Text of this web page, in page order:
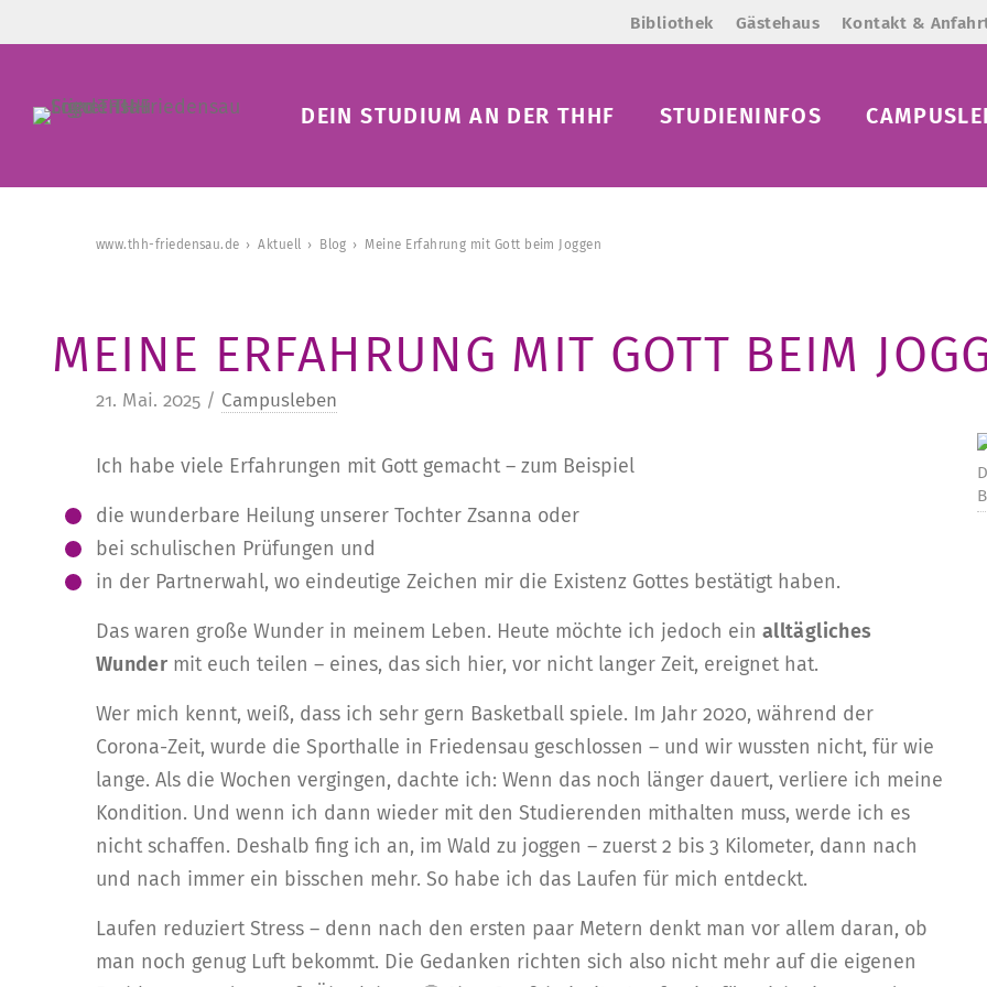
Bibliothek Gästehaus Kontakt &
DEIN STUDIUM AN DER THHF STUDIENINFOS
www.thh-friedensau.de Aktuell Blog Meine Erfahrung mit Gott beim Joggen
MEINE ERFAHRUNG MIT GOTT BEIM
21. Mai. 2025 / Campusleben
Ich habe viele Erfahrungen mit Gott gemacht – zum Beispiel
die wunderbare Heilung unserer Tochter Zsanna oder
bei schulischen Prüfungen und
in der Partnerwahl, wo eindeutige Zeichen mir die Existenz Gottes bestätigt haben.
Das waren große Wunder in meinem Leben. Heute möchte ich jedoch ein alltägliches
Wunder mit euch teilen – eines, das sich hier, vor nicht langer Zeit, ereignet hat.
Wer mich kennt, weiß, dass ich sehr gern Basketball spiele. Im Jahr 2020, während der
Corona-Zeit, wurde die Sporthalle in Friedensau geschlossen – und wir wussten nicht, für wie
lange. Als die Wochen vergingen, dachte ich: Wenn das noch länger dauert, verliere ich meine
Kondition. Und wenn ich dann wieder mit den Studierenden mithalten muss, werde ich es
nicht schaffen. Deshalb fing ich an, im Wald zu joggen – zuerst 2 bis 3 Kilometer, dann nach
und nach immer ein bisschen mehr. So habe ich das Laufen für mich entdeckt.
Laufen reduziert Stress – denn nach den ersten paar Metern denkt man vor allem daran, ob
man noch genug Luft bekommt. Die Gedanken richten sich also nicht mehr auf die eigenen